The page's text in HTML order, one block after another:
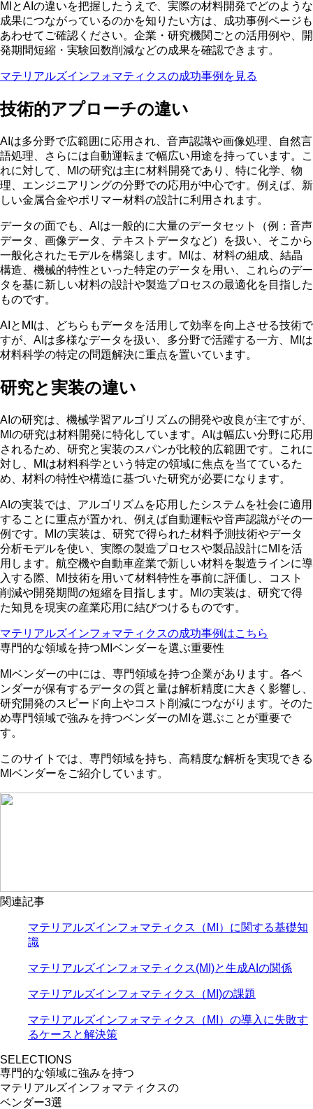
MIとAIの違いを把握したうえで、実際の材料開発でどのような
成果につながっているのかを知りたい方は、成功事例ページも
あわせてご確認ください。企業・研究機関ごとの活用例や、開
発期間短縮・実験回数削減などの成果を確認できます。
マテリアルズインフォマティクスの成功事例を見る
技術的アプローチの違い
AIは多分野で広範囲に応用され、音声認識や画像処理、自然言
語処理、さらには自動運転まで幅広い用途を持っています。こ
れに対して、
MIの研究は主に材料開発であり、特に化学、物
理、エンジニアリングの分野での応用が中心です。例えば、新
しい金属合金やポリマー材料の設計に利用されます。
データの面でも、AIは一般的に大量のデータセット（例：音声
データ、画像データ、テキストデータなど）を扱い、そこから
一般化されたモデルを構築します。MIは、材料の組成、結晶
構造、機械的特性といった特定のデータを用い、これらのデー
タを基に新しい材料の設計や製造プロセスの最適化を目指した
ものです。
AIとMIは、どちらもデータを活用して効率を向上させる技術で
すが、 AIは多様なデータを扱い、多分野で活躍する一方 、MIは
材料科学の特定の問題解決に重点を置いています。
研究と実装の違い
AIの研究は、機械学習アルゴリズムの開発や改良 が主ですが、
MIの研究は材料開発に特化しています。AIは幅広い分野に応用
されるため、研究と実装のスパンが比較的広範囲です。これに
対し、MIは材料科学という特定の領域に焦点を当てているた
め、材料の特性や構造に基づいた研究が必要になります。
AIの実装では、アルゴリズムを応用したシステムを社会に適用
することに重点が置かれ、例えば自動運転や音声認識がその一
例です。MIの実装は、研究で得られた材料予測技術やデータ
分析モデルを使い、 実際の製造プロセスや製品設計にMIを活
用 します。航空機や自動車産業で新しい材料を製造ラインに導
入する際、MI技術を用いて材料特性を事前に評価し、コスト
削減や開発期間の短縮を目指します。MIの実装は、研究で得
た知見を現実の産業応用に結びつけるものです。
マテリアルズインフォマティクスの成功事例はこちら
専門的な領域を持つMIベンダーを選ぶ重要性
MIベンダーの中には、専門領域を持つ企業があります。各ベ
ンダーが保有するデータの質と量は解析精度に大きく影響し、
研究開発のスピード向上やコスト削減につながります。そのた
め専門領域で強みを持つベンダーのMIを選ぶことが重要で
す。
このサイトでは、 専門領域を持ち、高精度な解析を実現できる
MIベンダーをご紹介しています。
関連記事
マテリアルズインフォマティクス（MI）に関する基礎知
識
マテリアルズインフォマティクス(MI)と生成AIの関係
マテリアルズインフォマティクス（MI)の課題
マテリアルズインフォマティクス（MI）の導入に失敗す
るケースと解決策
SELECTIONS
専門的な領域に強みを持つ
マテリアルズインフォマティクスの
ベンダー3選